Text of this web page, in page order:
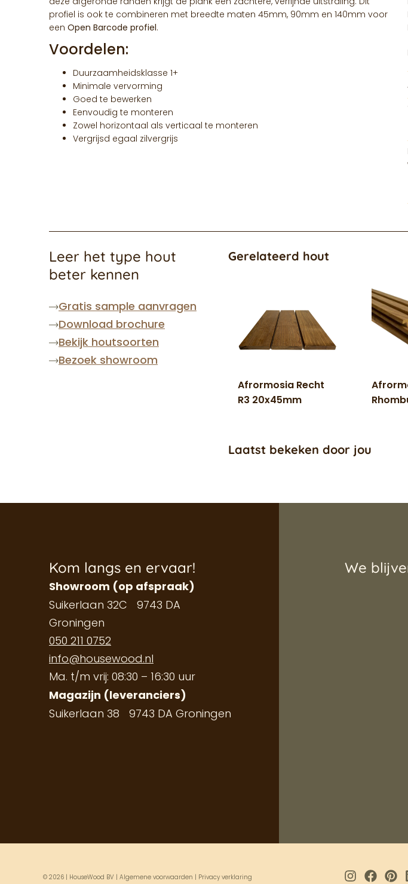
profiel is ook te combineren met breedte maten 45mm, 90mm en 140mm voor
een Open Barcode profiel.
Voordelen:
Duurzaamheidsklasse 1+
Minimale vervorming
Goed te bewerken
Eenvoudig te monteren
Zowel horizontaal als verticaal te monteren
Vergrijsd egaal zilvergrijs
Leer het type hout
beter kennen
Gratis sample aanvragen
Download brochure
Bekijk houtsoorten
Bezoek showroom
Gerelateerd hout
Afrormosia Recht
R3 20x45mm
Laatst bekeken door jou
Kom langs en ervaar!
Showroom (op afspraak)
Suikerlaan 32C 9743 DA
Groningen
050 211 0752
info@housewood.nl
Ma. t/m vrij: 08:30 – 16:30 uur
Magazijn (leveranciers)
Suikerlaan 38 9743 DA Groningen
We
© 2026 | HouseWood BV | Algemene voorwaarden | Privacy verklaring